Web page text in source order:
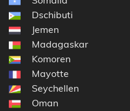
Dschibuti
Jemen
Madagaskar
Komoren
Mayotte
Seychellen
Oman